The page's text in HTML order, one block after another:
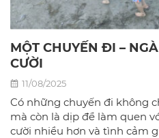
MỘT CHUYẾN ĐI –
CƯỜI
11/08/2025
Có những chuyến đi không
mà còn là dịp để làm quen
cười nhiều hơn và tình cảm